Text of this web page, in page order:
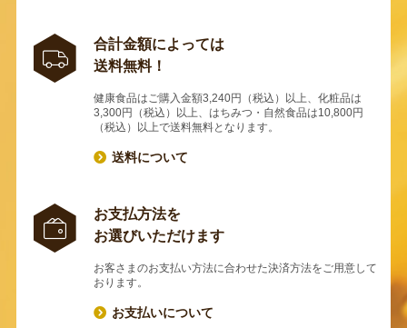
合計金額によっては
送料無料！
健康食品はご購入金額3,240円（税込）以上、化粧品は
3,300円（税込）以上、はちみつ・自然食品は10,800円
（税込）以上で送料無料となります。
送料について
お支払方法を
お選びいただけます
お客さまのお支払い方法に合わせた決済方法をご用意して
おります。
お支払いについて